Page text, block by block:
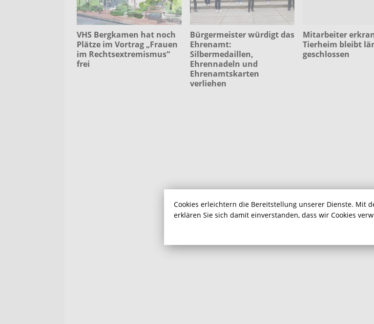
VHS Bergkamen hat noch
Plätze im Vortrag „Frauen
im Rechtsextremismus“
frei
Bürgermeister würdigt das
Ehrenamt:
Silbermedaillen,
Ehrennadeln und
Ehrenamtskarten
verliehen
Mitarbeiter
Tierheim bleibt
geschlossen
Cookies erleichtern die Bereitstellung unserer Dienste. Mit
erklären Sie sich damit einverstanden, dass wir Cookies